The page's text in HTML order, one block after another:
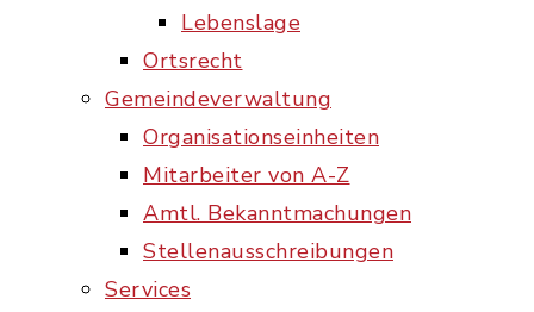
Lebenslage
Ortsrecht
Gemeindeverwaltung
Organisationseinheiten
Mitarbeiter von A-Z
Amtl. Bekanntmachungen
Stellenausschreibungen
Services